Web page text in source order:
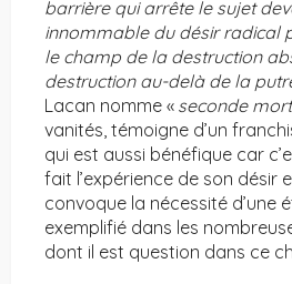
barrière qui arrête le sujet
innommable du désir radical
le champ de la destruction
destruction au-delà de la
Lacan nomme « seconde mort
vanités, témoigne d’un
qui est aussi bénéfique car
fait l’expérience de son désir
convoque la nécessité d’une
exemplifié dans les
dont il est question dans ce